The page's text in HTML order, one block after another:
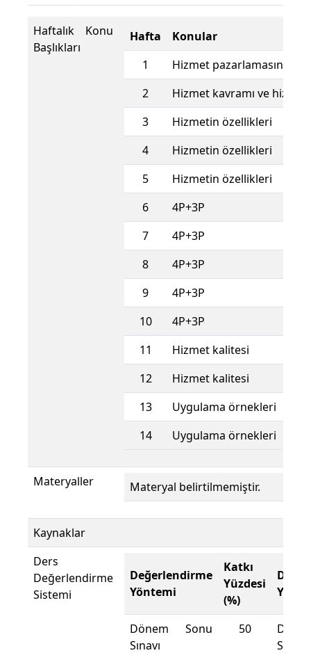
Haftalık Konu
Başlıkları
Hafta
Konular
1
Hizmet pazarlamasına
2
Hizmet kavramı ve
3
Hizmetin özellikleri
4
Hizmetin özellikleri
5
Hizmetin özellikleri
6
4P+3P
7
4P+3P
8
4P+3P
9
4P+3P
10
4P+3P
11
Hizmet kalitesi
12
Hizmet kalitesi
13
Uygulama örnekleri
14
Uygulama örnekleri
Materyaller Materyal belirtilmemiştir.
Kaynaklar
Ders
Değerlendirme
Sistemi
Değerlendirme
Yöntemi
Katkı
Yüzdesi
(%)
Dönem Sonu
Sınavı
50
Sınavı